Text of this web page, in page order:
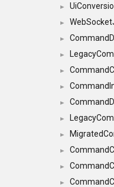
►
►
►
►
►
►
►
►
►
►
►
►